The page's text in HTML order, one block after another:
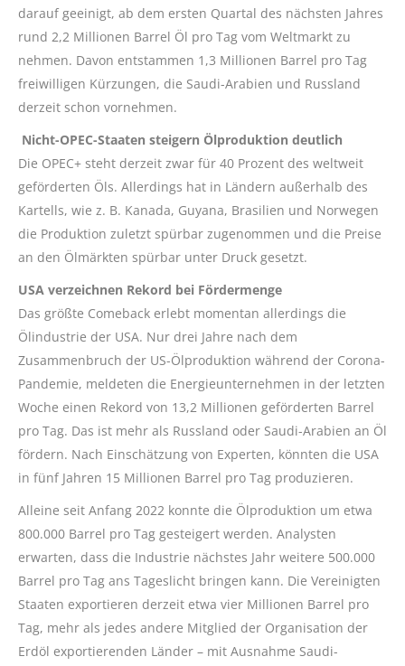
darauf geeinigt, ab dem ersten Quartal des nächsten Jahres
rund 2,2 Millionen Barrel Öl pro Tag vom Weltmarkt zu
nehmen. Davon entstammen 1,3 Millionen Barrel pro Tag
freiwilligen Kürzungen, die Saudi-Arabien und Russland
derzeit schon vornehmen.
Nicht-OPEC-Staaten steigern Ölproduktion deutlich
Die OPEC+ steht derzeit zwar für 40 Prozent des weltweit
geförderten Öls. Allerdings hat in Ländern außerhalb des
Kartells, wie z. B. Kanada, Guyana, Brasilien und Norwegen
die Produktion zuletzt spürbar zugenommen und die Preise
an den Ölmärkten spürbar unter Druck gesetzt.
USA verzeichnen Rekord bei Fördermenge
Das größte Comeback erlebt momentan allerdings die
Ölindustrie der USA. Nur drei Jahre nach dem
Zusammenbruch der US-Ölproduktion während der Corona-
Pandemie, meldeten die Energieunternehmen in der letzten
Woche einen Rekord von 13,2 Millionen geförderten Barrel
pro Tag. Das ist mehr als Russland oder Saudi-Arabien an Öl
fördern. Nach Einschätzung von Experten, könnten die USA
in fünf Jahren 15 Millionen Barrel pro Tag produzieren.
Alleine seit Anfang 2022 konnte die Ölproduktion um etwa
800.000 Barrel pro Tag gesteigert werden. Analysten
erwarten, dass die Industrie nächstes Jahr weitere 500.000
Barrel pro Tag ans Tageslicht bringen kann. Die Vereinigten
Staaten exportieren derzeit etwa vier Millionen Barrel pro
Tag, mehr als jedes andere Mitglied der Organisation der
Erdöl exportierenden Länder – mit Ausnahme Saudi-